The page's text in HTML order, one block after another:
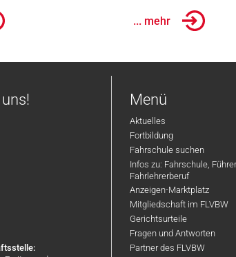
... mehr
Menü
Aktuelles
Fortbildung
Fahrschule suchen
Infos zu: Fahrschule,
Fahrlehrerberuf
Anzeigen-Marktplatz
Mitgliedschaft im FLVBW
Gerichtsurteile
Fragen und Antworten
Partner des FLVBW